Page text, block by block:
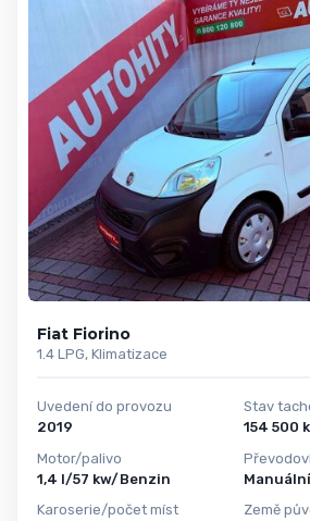
Fiat Fiorino
1.4 LPG, Klimatizace
Uvedení do provozu
2019
Motor/palivo
1,4 l/57 kw/Benzin
Karoserie/počet míst
Stav
Země